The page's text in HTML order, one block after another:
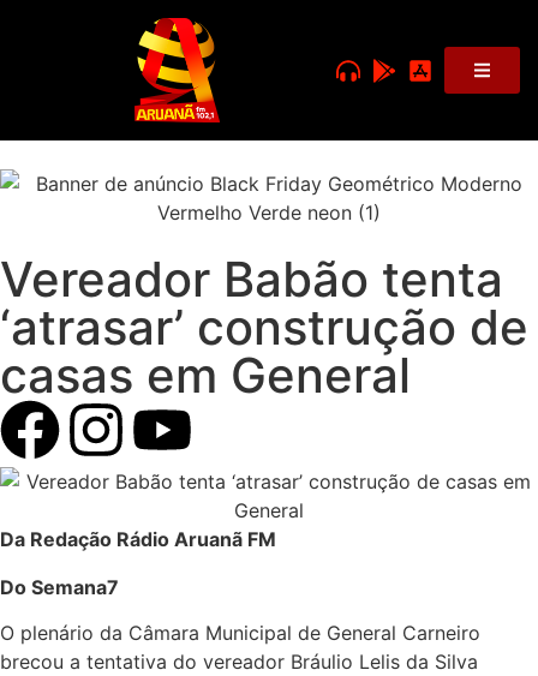
Vereador Babão tenta
‘atrasar’ construção de
casas em General
Da Redação Rádio Aruanã FM
Do Semana7
O plenário da Câmara Municipal de General Carneiro
brecou a tentativa do vereador Bráulio Lelis da Silva